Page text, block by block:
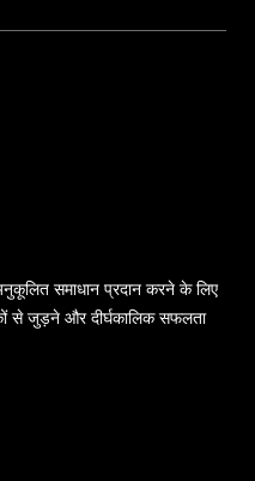
समाधान प्रदान करने के लिए
से जुड़ने और दीर्घकालिक सफलता